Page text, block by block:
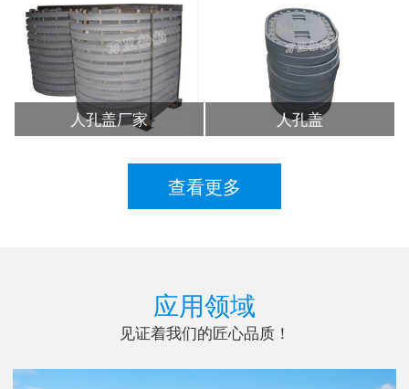
人孔盖厂家 人孔盖
查看更多
应用领域
见证着我们的匠心品质！